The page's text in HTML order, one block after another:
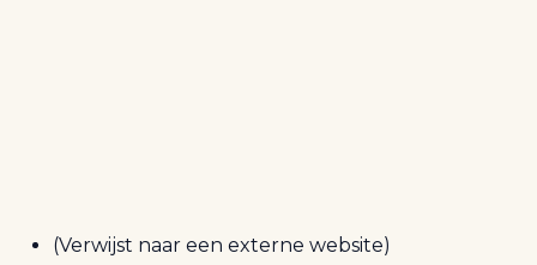
(Verwijst naar een externe website)